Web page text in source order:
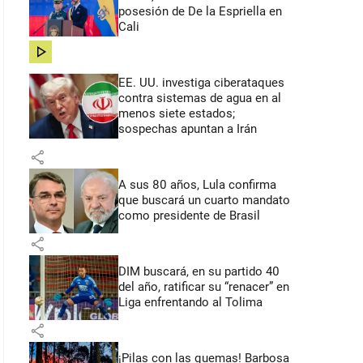
posesión de De la Espriella en
Cali
share
EE. UU. investiga ciberataques
contra sistemas de agua en al
menos siete estados;
sospechas apuntan a Irán
share
A sus 80 años, Lula confirma
que buscará un cuarto mandato
como presidente de Brasil
share
DIM buscará, en su partido 40
del año, ratificar su “renacer” en
Liga enfrentando al Tolima
share
¡Pilas con las quemas! Barbosa